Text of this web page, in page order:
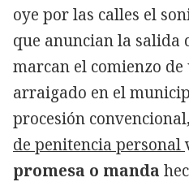
oye por las calles el
que anuncian la salida
marcan el comienzo
arraigado en el
procesión convencional,
de penitencia personal
promesa o manda